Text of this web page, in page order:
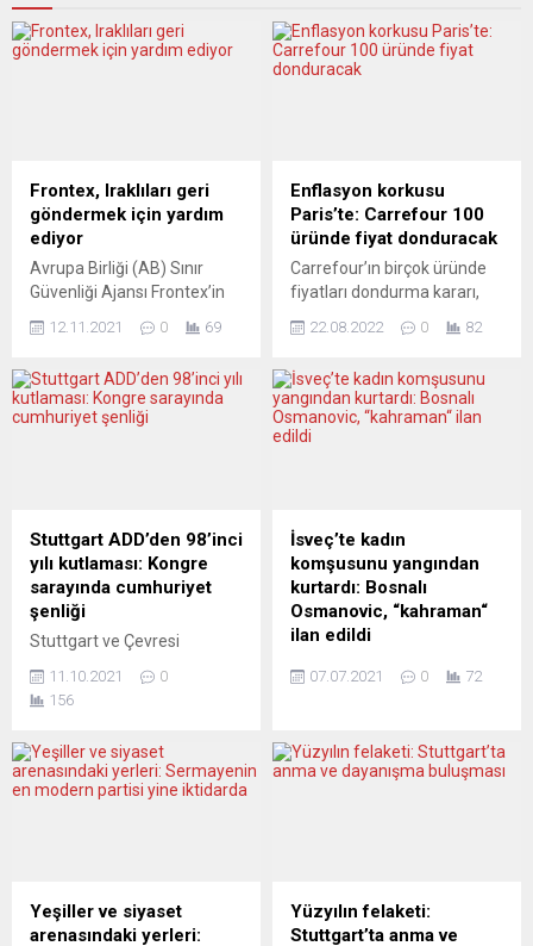
Frontex, Iraklıları geri
göndermek için yardım
ediyor
Avrupa Birliği (AB) Sınır
Güvenliği Ajansı Frontex’in
ajansın, Polonya’ya Belarus
göndermek için yardım
ettiğini belirtti. Fabrica
civarında geri gönderilecek
Iraklı bulunduğunu,
bunlardan 200’ünün hazır
durumda olduğunu ifade
etti. Leggeri, Frontex’in,
tarifeli uçuşlar...
12.11.2021 0 69
Enflasyon korkusu
Paris’te: Carrefour 100
üründe fiyat donduracak
Carrefour’ın birçok üründe
fiyatları dondurma kararı,
yüksek enflasyon nedeniyle
almasından sonra geldi.
Fransa’nın uluslararası
market zinciri Carrefour,
etmesine yardımcı olmak
için 100 üründe “fiyat
dondurma” kararı aldığını
açıkladı. Fransız
perakendeci Carrefour’dan
Fransa’da halkın başta
22.08.2022 0 82
Stuttgart ADD’den 98’inci
yılı kutlaması: Kongre
sarayında cumhuriyet
şenliği
Stuttgart ve Çevresi
(Stuttgart ADD) her yıl
olduğu gibi bu yıl da Türkiye
özel bir programla kutluyor.
Stuttgart kentinin önde
akşamı gerçekleşecek olan
Cumhuriyetimizin 98’inci yıl
11.10.2021
0
156
İsveç’te kadın
komşusunu yangından
kurtardı: Bosnalı
Osmanovic, “kahraman“
ilan edildi
Hammarkullen bölgesinde
15 yaşındaki Bosnalı Jasmin
Osmanovic, ülkede
evde dumanlar içindeki
daireden yardım çığlığı
07.07.2021 0 72
Yeşiller ve siyaset
arenasındaki yerleri:
Yüzyılın felaketi:
Stuttgart’ta anma ve